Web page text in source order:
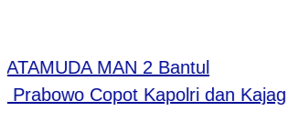
MAN 2 Bantul
Copot Kapolri dan Kajagung